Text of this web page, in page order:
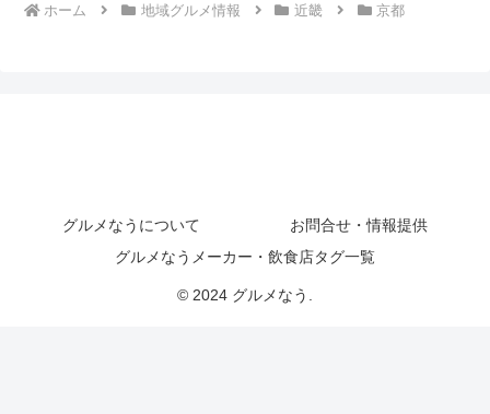
ホーム 地域グルメ情報 近畿 京都
グルメなうについて
お問合せ・情報提供
グルメなうメーカー・飲食店タグ一覧
© 2024 グルメなう.